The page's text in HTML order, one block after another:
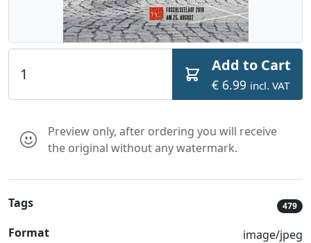
Add to Cart
€ 6.99 incl. VAT
Preview only, after ordering you will receive
the original without any watermark.
Tags 479
Format
image/jpeg